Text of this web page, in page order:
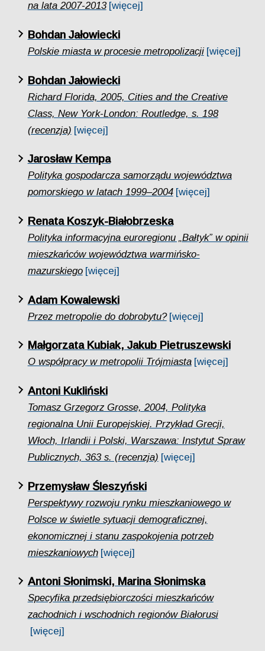
na lata 2007-2013 [więcej]
Bohdan Jałowiecki
Polskie miasta w procesie metropolizacji [więcej]
Bohdan Jałowiecki
Richard Florida, 2005, Cities and the Creative
Class, New York-London: Routledge, s. 198
(recenzja) [więcej]
Jarosław Kempa
Polityka gospodarcza samorządu województwa
pomorskiego w latach 1999–2004 [więcej]
Renata Koszyk-Białobrzeska
Polityka informacyjna euroregionu „Bałtyk” w opinii
mieszkańców województwa warmińsko-
mazurskiego [więcej]
Adam Kowalewski
Przez metropolie do dobrobytu? [więcej]
Małgorzata Kubiak, Jakub Pietruszewski
O współpracy w metropolii Trójmiasta [więcej]
Antoni Kukliński
Tomasz Grzegorz Grosse, 2004, Polityka
regionalna Unii Europejskiej. Przykład Grecji,
Włoch, Irlandii i Polski, Warszawa: Instytut Spraw
Publicznych, 363 s. (recenzja) [więcej]
Przemysław Śleszyński
Perspektywy rozwoju rynku mieszkaniowego w
Polsce w świetle sytuacji demograficznej,
ekonomicznej i stanu zaspokojenia potrzeb
mieszkaniowych [więcej]
Antoni Słonimski, Marina Słonimska
Specyfika przedsiębiorczości mieszkańców
zachodnich i wschodnich regionów Białorusi
[więcej]